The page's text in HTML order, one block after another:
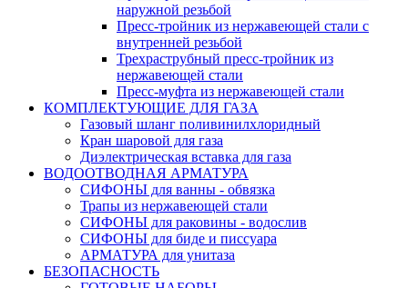
наружной резьбой
Пресс-тройник из нержавеющей стали с
внутренней резьбой
Трехраструбный пресс-тройник из
нержавеющей стали
Пресс-муфта из нержавеющей стали
КОМПЛЕКТУЮЩИЕ ДЛЯ ГАЗА
Газовый шланг поливинилхлоридный
Кран шаровой для газа
Диэлектрическая вставка для газа
ВОДООТВОДНАЯ АРМАТУРА
СИФОНЫ для ванны - обвязка
Трапы из нержавеющей стали
СИФОНЫ для раковины - водослив
СИФОНЫ для биде и писсуара
АРМАТУРА для унитаза
БЕЗОПАСНОСТЬ